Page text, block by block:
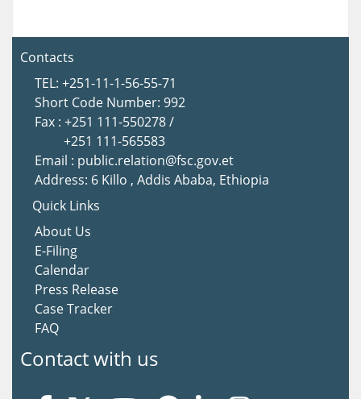
Contacts
TEL: +251-11-1-56-55-71
Short Code Number: 992
Fax : +251 111-550278 /
+251 111-565583
Email : public.relation@fsc.gov.et
Address: 6 Killo , Addis Ababa, Ethiopia
Quick Links
About Us
E-Filing
Calendar
Press Release
Case Tracker
FAQ
Contact with us